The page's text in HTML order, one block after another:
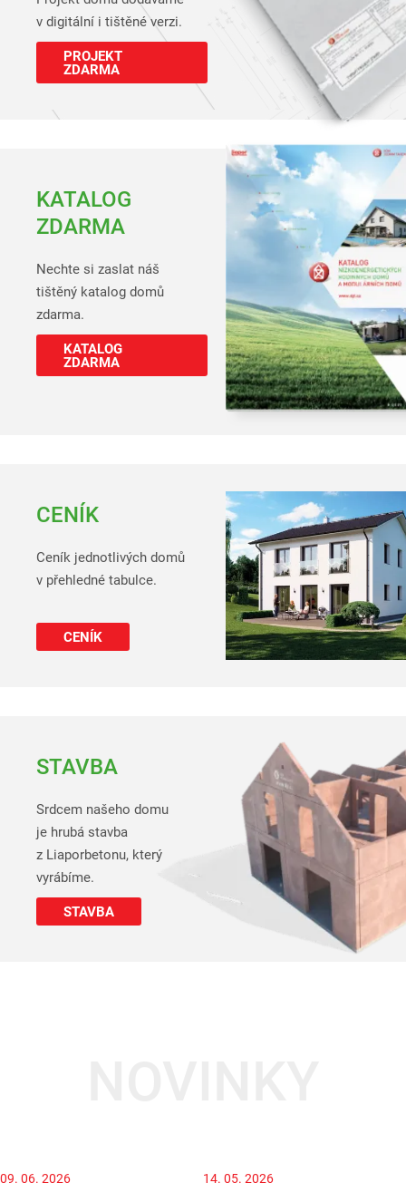
v digitální i tištěné verzi.
PROJEKT
ZDARMA
KATALOG
ZDARMA
Nechte si zaslat náš
tištěný katalog domů
zdarma.
KATALOG
ZDARMA
CENÍK
Ceník jednotlivých domů
v přehledné tabulce.
CENÍK
STAVBA
Srdcem našeho domu
je hrubá stavba
z Liaporbetonu, který
vyrábíme.
STAVBA
09. 06. 2026 14. 05. 2026